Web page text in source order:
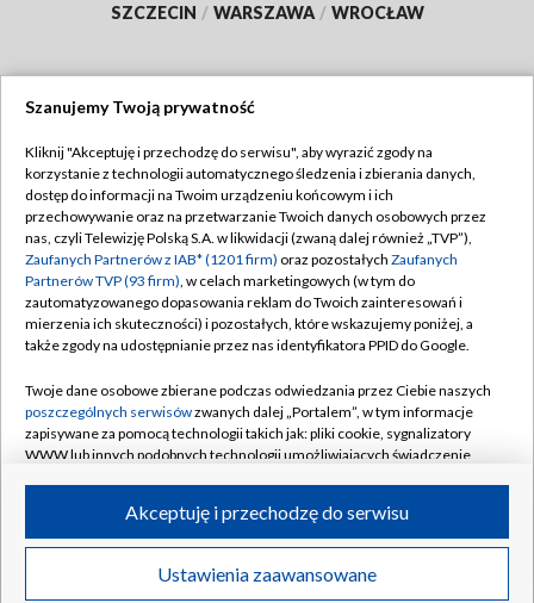
SZCZECIN / WARSZAWA / WROCŁAW
TVP
Abonament TVP
Emisja w TVP
Centrum informacji TVP
Naziemna Telewizja Cyfrowa
Rada Programowa
System NOS
Informacje o nadawcy
Program dla prasy
Ogłoszenie przetargowe
Regulamin TVP
Polityka prywatności
Moje zgody
Pomoc
Kontakt
Kanały
©2026 Telewizja Polska S.A. w likwidacji
Szanujemy Twoją prywatność
Kliknij "Akceptuję i przechodzę do serwisu", aby wyrazić zgody na
korzystanie z technologii automatycznego śledzenia i zbierania danych,
dostęp do informacji na Twoim urządzeniu końcowym i ich
przechowywanie oraz na przetwarzanie Twoich danych osobowych przez
nas, czyli Telewizję Polską S.A. w likwidacji (zwaną dalej również „TVP”),
Zaufanych Partnerów z IAB* (1201 firm) oraz pozostałych Zaufanych
Partnerów TVP (93 firm), w celach marketingowych (w tym do
zautomatyzowanego dopasowania reklam do Twoich zainteresowań i
mierzenia ich skuteczności) i pozostałych, które wskazujemy poniżej, a
także zgody na udostępnianie przez nas identyfikatora PPID do Google.
Twoje dane osobowe zbierane podczas odwiedzania przez Ciebie naszych
poszczególnych serwisówzwanych dalej „Portalem”, w tym informacje
zapisywane za pomocą technologii takich jak: pliki cookie, sygnalizatory
WWW lub innych podobnych technologii umożliwiających świadczenie
ruchu w Internecie.
Twoje dane osobowe zbierane podczas odwiedzania przez Ciebie
poszczególnych serwisówna Portalu, takie jak adresy IP, identyfikatory
Ustawienia zaawansowane
Akceptuję i przechodzę do serwisu